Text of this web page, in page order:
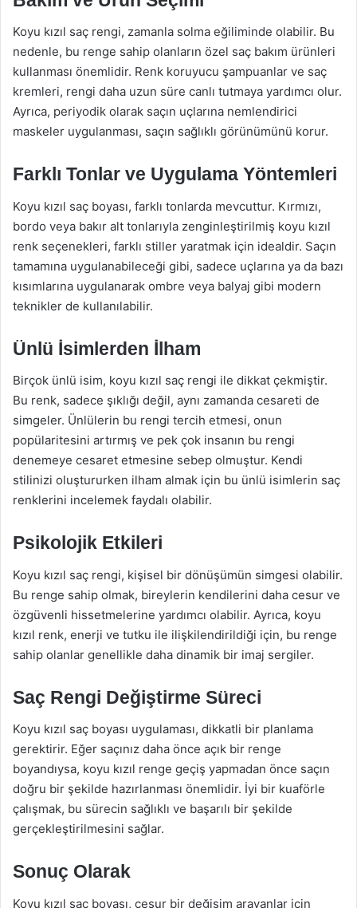
Koyu kızıl saç rengi, zamanla solma eğiliminde olabilir. Bu
nedenle, bu renge sahip olanların özel saç bakım ürünleri
kullanması önemlidir. Renk koruyucu şampuanlar ve saç
kremleri, rengi daha uzun süre canlı tutmaya yardımcı olur.
Ayrıca, periyodik olarak saçın uçlarına nemlendirici
maskeler uygulanması, saçın sağlıklı görünümünü korur.
Farklı Tonlar ve Uygulama Yöntemleri
Koyu kızıl saç boyası, farklı tonlarda mevcuttur. Kırmızı,
bordo veya bakır alt tonlarıyla zenginleştirilmiş koyu kızıl
renk seçenekleri, farklı stiller yaratmak için idealdir. Saçın
tamamına uygulanabileceği gibi, sadece uçlarına ya da bazı
kısımlarına uygulanarak ombre veya balyaj gibi modern
teknikler de kullanılabilir.
Ünlü İsimlerden İlham
Birçok ünlü isim, koyu kızıl saç rengi ile dikkat çekmiştir.
Bu renk, sadece şıklığı değil, aynı zamanda cesareti de
simgeler. Ünlülerin bu rengi tercih etmesi, onun
popülaritesini artırmış ve pek çok insanın bu rengi
denemeye cesaret etmesine sebep olmuştur. Kendi
stilinizi oluştururken ilham almak için bu ünlü isimlerin saç
renklerini incelemek faydalı olabilir.
Psikolojik Etkileri
Koyu kızıl saç rengi, kişisel bir dönüşümün simgesi olabilir.
Bu renge sahip olmak, bireylerin kendilerini daha cesur ve
özgüvenli hissetmelerine yardımcı olabilir. Ayrıca, koyu
kızıl renk, enerji ve tutku ile ilişkilendirildiği için, bu renge
sahip olanlar genellikle daha dinamik bir imaj sergiler.
Saç Rengi Değiştirme Süreci
Koyu kızıl saç boyası uygulaması, dikkatli bir planlama
gerektirir. Eğer saçınız daha önce açık bir renge
boyandıysa, koyu kızıl renge geçiş yapmadan önce saçın
doğru bir şekilde hazırlanması önemlidir. İyi bir kuaförle
çalışmak, bu sürecin sağlıklı ve başarılı bir şekilde
gerçekleştirilmesini sağlar.
Sonuç Olarak
Koyu kızıl saç boyası, cesur bir değişim arayanlar için